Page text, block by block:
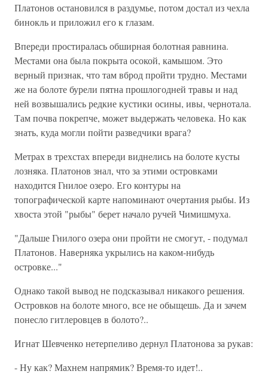
Платонов остановился в раздумье, потом достал из чехла
бинокль и приложил его к глазам.
Впереди простиралась обширная болотная равнина.
Местами она была покрыта осокой, камышом. Это
верный признак, что там вброд пройти трудно. Местами
же на болоте бурели пятна прошлогодней травы и над
ней возвышались редкие кустики осины, ивы, чернотала.
Там почва покрепче, может выдержать человека. Но как
знать, куда могли пойти разведчики врага?
Метрах в трехстах впереди виднелись на болоте кусты
лозняка. Платонов знал, что за этими островками
находится Гнилое озеро. Его контуры на
топографической карте напоминают очертания рыбы. Из
хвоста этой "рыбы" берет начало ручей Чимишмуха.
"Дальше Гнилого озера они пройти не смогут, - подумал
Платонов. Наверняка укрылись на каком-нибудь
островке..."
Однако такой вывод не подсказывал никакого решения.
Островков на болоте много, все не обыщешь. Да и зачем
понесло гитлеровцев в болото?..
Игнат Шевченко нетерпеливо дернул Платонова за рукав:
- Ну как? Махнем напрямик? Время-то идет!..